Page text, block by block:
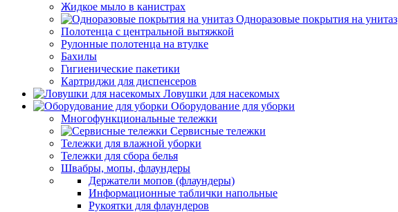
Жидкое мыло в канистрах
Одноразовые покрытия на унитаз
Полотенца с центральной вытяжкой
Рулонные полотенца на втулке
Бахилы
Гигиенические пакетики
Картриджи для диспенсеров
Ловушки для насекомых
Оборудование для уборки
Многофункциональные тележки
Сервисные тележки
Тележки для влажной уборки
Тележки для сбора белья
Швабры, мопы, флаундеры
Держатели мопов (флаундеры)
Информационные таблички напольные
Рукоятки для флаундеров